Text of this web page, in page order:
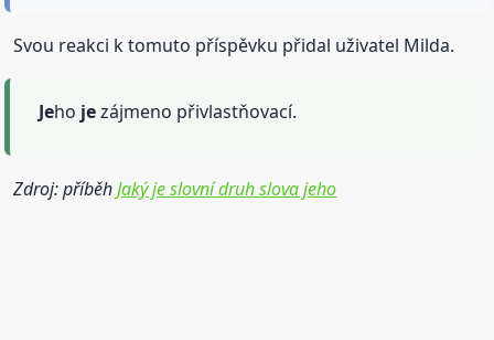
Svou reakci k tomuto příspěvku přidal uživatel Milda.
Jeho jezájmeno přivlastňovací.
Zdroj: příběhJaký je slovní druh slova jeho